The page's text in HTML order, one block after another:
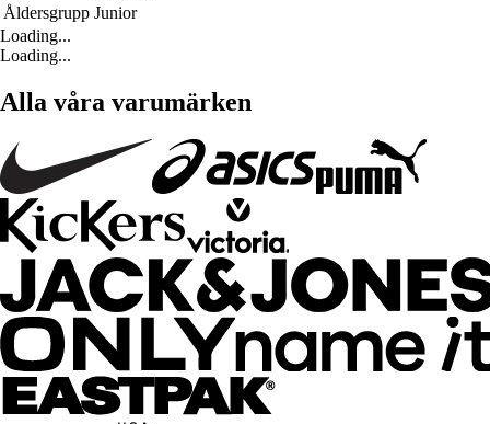
Åldersgrupp Junior
Loading...
Loading...
Alla våra varumärken